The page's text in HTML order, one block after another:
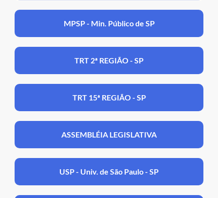
MPSP - Min. Público de SP
TRT 2ª REGIÃO - SP
TRT 15ª REGIÃO - SP
ASSEMBLÉIA LEGISLATIVA
USP - Univ. de São Paulo - SP